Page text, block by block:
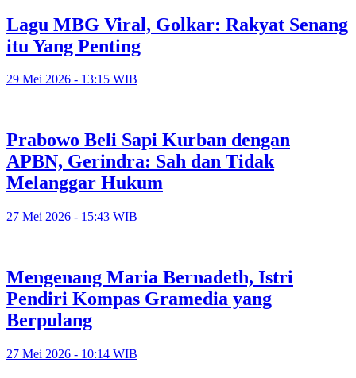
Lagu MBG Viral, Golkar: Rakyat Senang
itu Yang Penting
29 Mei 2026 - 13:15 WIB
Prabowo Beli Sapi Kurban dengan
APBN, Gerindra: Sah dan Tidak
Melanggar Hukum
27 Mei 2026 - 15:43 WIB
Mengenang Maria Bernadeth, Istri
Pendiri Kompas Gramedia yang
Berpulang
27 Mei 2026 - 10:14 WIB